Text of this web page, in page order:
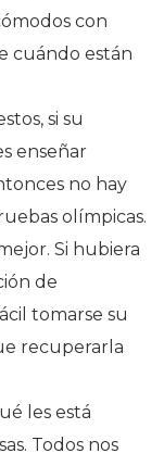
con
cuándo están
si su
enseñar
no hay
olímpicas.
Si hubiera
de
tomarse su
recuperarla
les está
Todos nos